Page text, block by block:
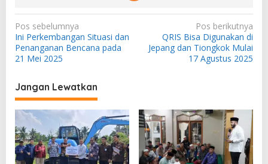
N
a
v
g
a
s
i
p
Pos sebelumnya
Ini Perkembangan Situasi dan
Penanganan Bencana pada
21 Mei 2025
Pos berikutnya
QRIS Bisa Digunakan di
Jepang dan Tiongkok Mulai
17 Agustus 2025
Jangan Lewatkan